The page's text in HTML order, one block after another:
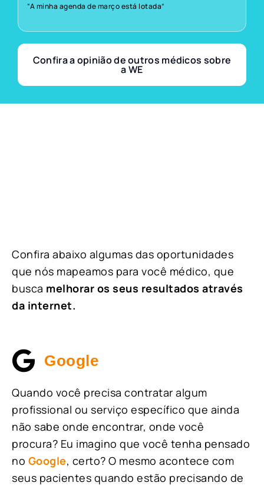
“A minha agenda de março está lotada”
Confira a opinião de outros médicos sobre
a WE
Confira abaixo algumas das oportunidades
que nós mapeamos para você médico, que
busca melhorar os seus resultados através
da internet.
Google
Quando você precisa contratar algum
profissional ou serviço específico que ainda
não sabe onde encontrar, onde você
procura? Eu imagino que você tenha pensado
no Google, certo? O mesmo acontece com
seus pacientes quando estão precisando de